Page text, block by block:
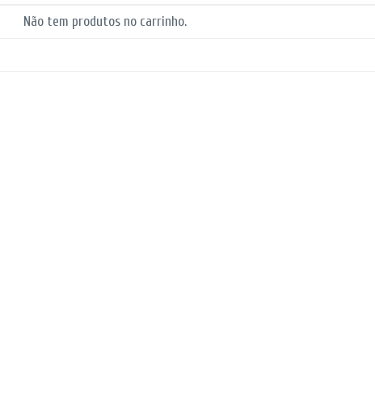
Não tem produtos no carrinho.